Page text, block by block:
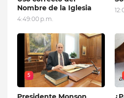
Nombre de la Iglesia
4:49:00 p.m.
5